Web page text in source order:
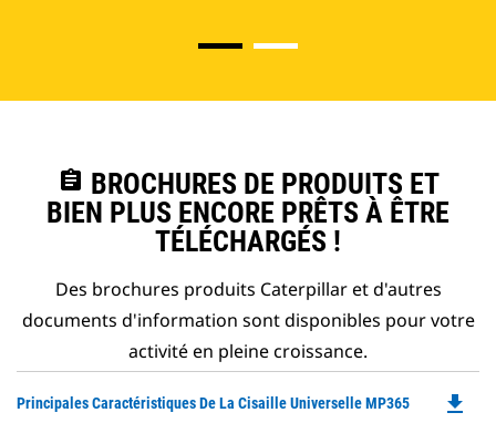
assignment BROCHURES DE PRODUITS ET
BIEN PLUS ENCORE PRÊTS À ÊTRE
TÉLÉCHARGÉS !
Des brochures produits Caterpillar et d'autres
documents d'information sont disponibles pour votre
activité en pleine croissance.
Principales Caractéristiques De La Cisaille Universelle MP365 file_download